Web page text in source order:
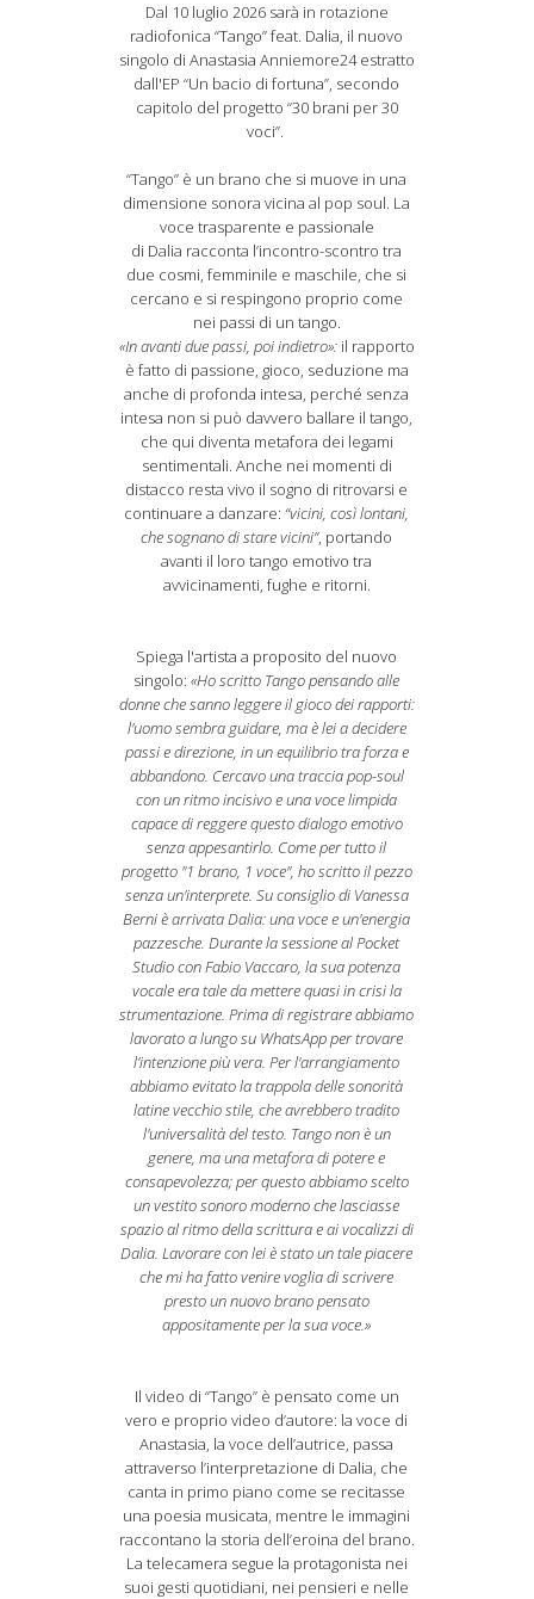
Dal 10 luglio 2026 sarà in rotazione
radiofonica “Tango” feat. Dalia, il nuovo
singolo di Anastasia Anniemore24 estratto
dall'EP “Un bacio di fortuna”, secondo
capitolo del progetto “30 brani per 30
voci”.
“Tango” è un brano che si muove in una
dimensione sonora vicina al pop soul. La
voce trasparente e passionale
di Dalia racconta l’incontro-scontro tra
due cosmi, femminile e maschile, che si
cercano e si respingono proprio come
nei passi di un tango.
«In avanti due passi, poi indietro»: il rapporto
è fatto di passione, gioco, seduzione ma
anche di profonda intesa, perché senza
intesa non si può davvero ballare il tango,
che qui diventa metafora dei legami
sentimentali. Anche nei momenti di
distacco resta vivo il sogno di ritrovarsi e
continuare a danzare: “vicini, così lontani,
che sognano di stare vicini”, portando
avanti il loro tango emotivo tra
avvicinamenti, fughe e ritorni.
Spiega l'artista a proposito del nuovo
singolo: «Ho scritto Tango pensando alle
donne che sanno leggere il gioco dei rapporti:
l'uomo sembra guidare, ma è lei a decidere
passi e direzione, in un equilibrio tra forza e
abbandono. Cercavo una traccia pop-soul
con un ritmo incisivo e una voce limpida
capace di reggere questo dialogo emotivo
senza appesantirlo. Come per tutto il
progetto "1 brano, 1 voce", ho scritto il pezzo
senza un'interprete. Su consiglio di Vanessa
Berni è arrivata Dalia: una voce e un'energia
pazzesche. Durante la sessione al Pocket
Studio con Fabio Vaccaro, la sua potenza
vocale era tale da mettere quasi in crisi la
strumentazione. Prima di registrare abbiamo
lavorato a lungo su WhatsApp per trovare
l’intenzione più vera. Per l'arrangiamento
abbiamo evitato la trappola delle sonorità
latine vecchio stile, che avrebbero tradito
l'universalità del testo. Tango non è un
genere, ma una metafora di potere e
consapevolezza; per questo abbiamo scelto
un vestito sonoro moderno che lasciasse
spazio al ritmo della scrittura e ai vocalizzi di
Dalia. Lavorare con lei è stato un tale piacere
che mi ha fatto venire voglia di scrivere
presto un nuovo brano pensato
appositamente per la sua voce.»
Il video di “Tango” è pensato come un
vero e proprio video d’autore: la voce di
Anastasia, la voce dell’autrice, passa
attraverso l’interpretazione di Dalia, che
canta in primo piano come se recitasse
una poesia musicata, mentre le immagini
raccontano la storia dell’eroina del brano.
La telecamera segue la protagonista nei
suoi gesti quotidiani, nei pensieri e nelle